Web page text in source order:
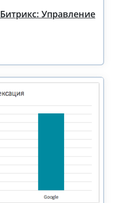
Управление